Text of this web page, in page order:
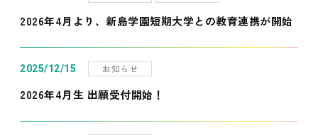
2026年4月より、新島学園短期大学との教育連携が開始
2025/12/15 お知らせ
2026年4月生 出願受付開始！